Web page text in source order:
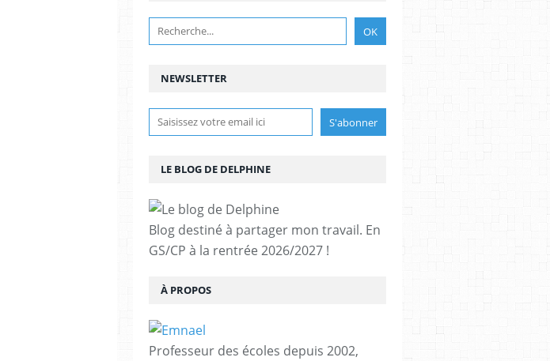
NEWSLETTER
LE BLOG DE DELPHINE
Blog destiné à partager mon travail. En
GS/CP à la rentrée 2026/2027 !
À PROPOS
Professeur des écoles depuis 2002,